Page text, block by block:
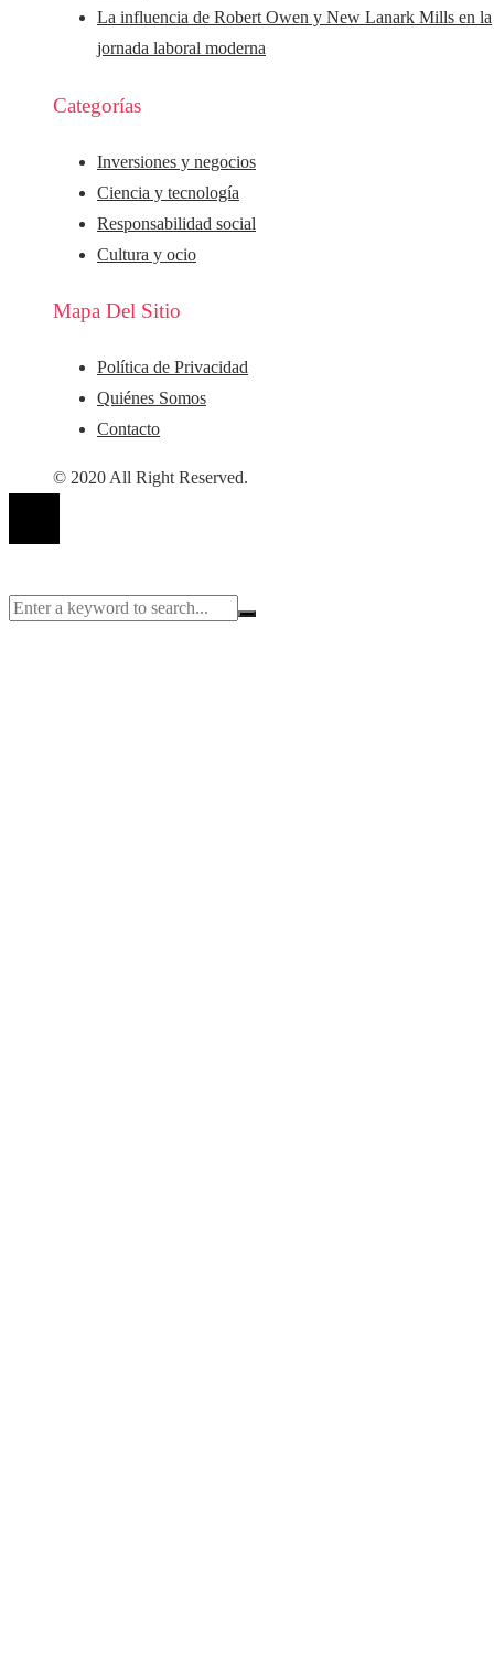
La influencia de Robert Owen y New Lanark Mills en la
jornada laboral moderna
Categorías
Inversiones y negocios
Ciencia y tecnología
Responsabilidad social
Cultura y ocio
Mapa Del Sitio
Política de Privacidad
Quiénes Somos
Contacto
© 2020 All Right Reserved.